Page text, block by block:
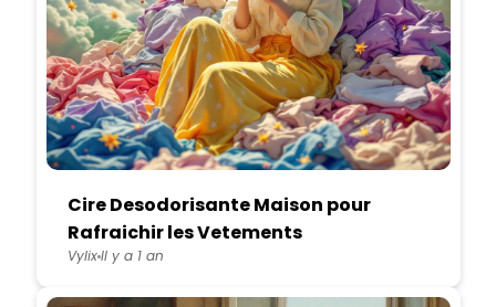
Cire Desodorisante Maison pour
Rafraichir les Vetements
VylixIl y a 1 an